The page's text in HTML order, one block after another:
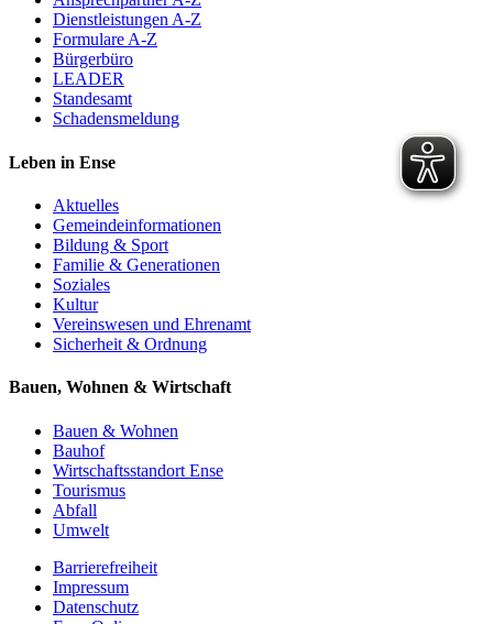
Dienstleistungen A-Z
Formulare A-Z
Bürgerbüro
LEADER
Standesamt
Schadensmeldung
Leben in Ense
Aktuelles
Gemeinde­informationen
Bildung & Sport
Familie & Generationen
Soziales
Kultur
Vereinswesen und Ehrenamt
Sicherheit & Ordnung
Bauen, Wohnen & Wirtschaft
Bauen & Wohnen
Bauhof
Wirtschaftsstandort Ense
Tourismus
Abfall
Umwelt
Barrierefreiheit
Impressum
Datenschutz